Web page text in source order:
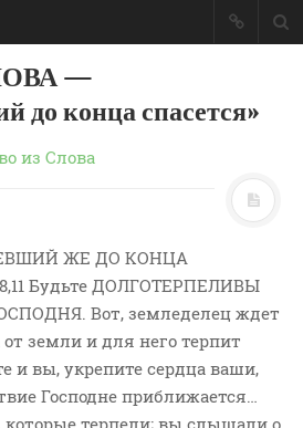
—
до конца спасется»
из Слова
ЖЕ ДО КОНЦА
Будьте ДОЛГОТЕРПЕЛИВЫ
Вот, земледелец ждет
от земли и для него терпит
и вы, укрепите сердца ваши,
Господне приближается…
терпели; вы слышали о